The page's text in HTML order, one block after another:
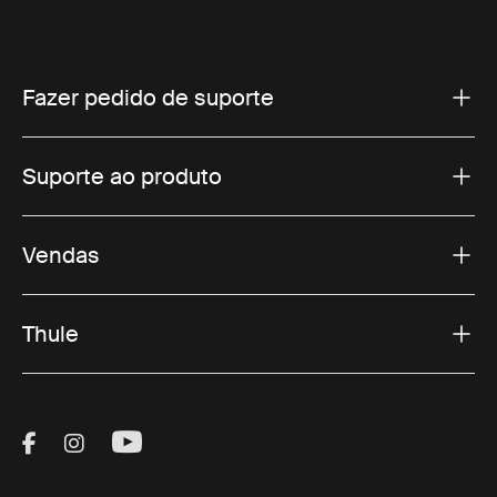
Fazer pedido de suporte
Suporte ao produto
Vendas
Thule
Visit Thule on Facebook (external link)
Visit Thule on Instagram (external link)
Visit Thule on Youtube (external